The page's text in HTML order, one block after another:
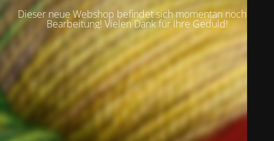
Dieser neue Webshop befindet sich momentan noch in
Bearbeitung! Vielen Dank für Ihre Geduld!